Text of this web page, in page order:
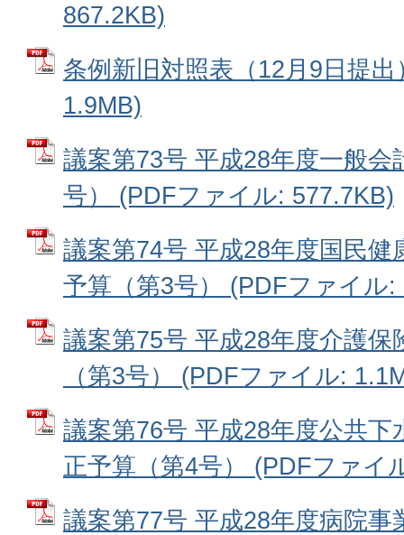
867.2KB)
条例新旧対照表（12月9日提
1.9MB)
議案第73号 平成28年度一般会
号） (PDFファイル: 577.7KB)
議案第74号 平成28年度国民健
予算（第3号） (PDFファイル:
議案第75号 平成28年度介護保
（第3号） (PDFファイル:
議案第76号 平成28年度公共下
正予算（第4号） (PDFファイ
議案第77号 平成28年度病院事